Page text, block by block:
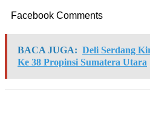
Facebook Comments
BACA JUGA: Deli Serdang
Ke 38 Propinsi Sumatera Utara